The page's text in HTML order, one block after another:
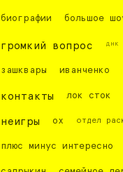
биографии большое
громкий вопрос днк
зашквары иванченко
контакты лок сток
неигры ох отдел
плюс минус интересно